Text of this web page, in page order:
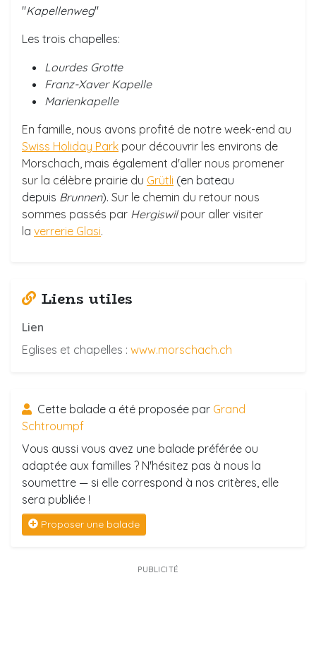
"Kapellenweg"
Les trois chapelles:
Lourdes Grotte
Franz-Xaver Kapelle
Marienkapelle
En famille, nous avons profité de notre week-end au
Swiss Holiday Park pour découvrir les environs de
Morschach, mais également d'aller nous promener
sur la célèbre prairie du Grütli (en bateau
depuis Brunnen). Sur le chemin du retour nous
sommes passés par Hergiswil pour aller visiter
la verrerie Glasi.
Liens utiles
Lien
Eglises et chapelles : www.morschach.ch
Cette balade a été proposée par Grand
Schtroumpf
Vous aussi vous avez une balade préférée ou
adaptée aux familles ? N'hésitez pas à nous la
soumettre — si elle correspond à nos critères, elle
sera publiée !
Proposer une balade
PUBLICITÉ